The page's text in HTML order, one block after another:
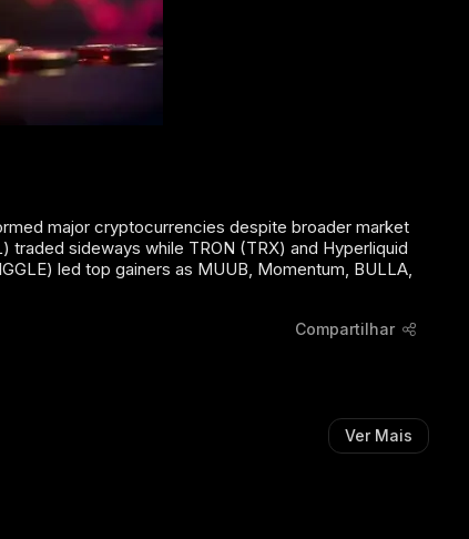
major cryptocurrencies despite broader market
traded sideways while TRON (TRX) and Hyperliquid
led top gainers as MUUB, Momentum, BULLA,
Compartilhar
Ver Mais